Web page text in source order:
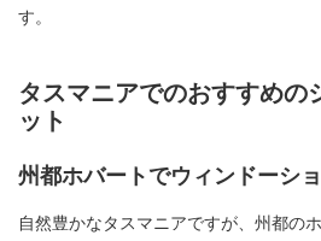
す。
タスマニアでのおすすめの
ット
州都ホバートでウィンドーシ
自然豊かなタスマニアですが、州都の